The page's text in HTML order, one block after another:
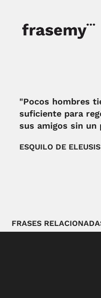
"Pocos hombres
suficiente para
sus amigos sin un
ESQUILO DE ELEUSIS
FRASES